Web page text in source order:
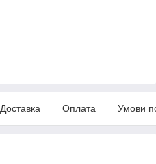
Доставка Оплата Умови